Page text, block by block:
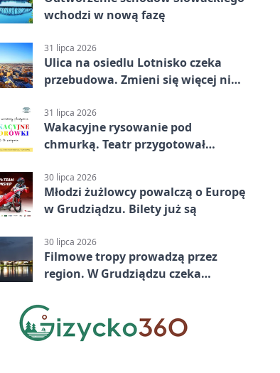
wchodzi w nową fazę
31 lipca 2026
Ulica na osiedlu Lotnisko czeka
przebudowa. Zmieni się więcej niż
31 lipca 2026
Wakacyjne rysowanie pod
chmurką. Teatr przygotował
30 lipca 2026
Młodzi żużlowcy powalczą o Europę
w Grudziądzu. Bilety już są
30 lipca 2026
Filmowe tropy prowadzą przez
region. W Grudziądzu czeka